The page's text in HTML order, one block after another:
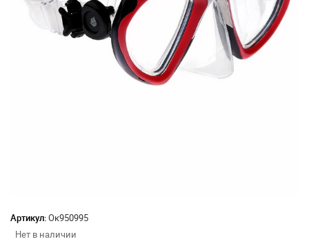
Артикул:Ок950995
Нет в наличии